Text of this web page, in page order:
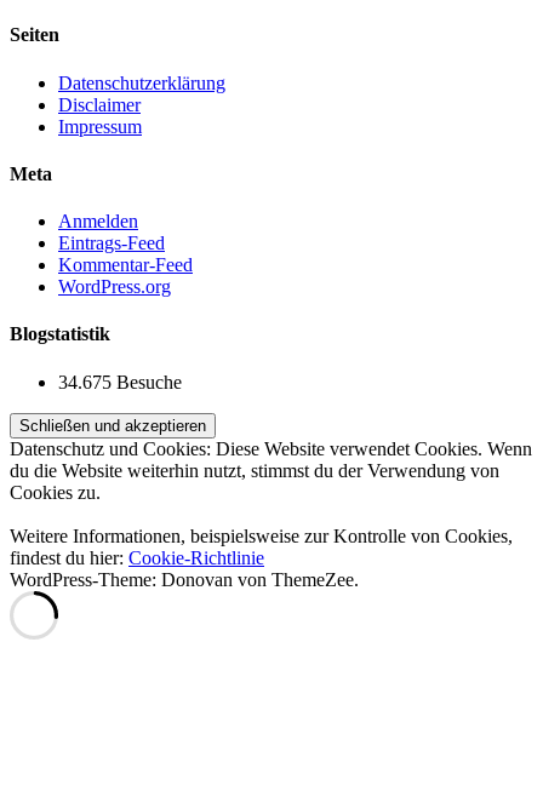
Seiten
Datenschutzerklärung
Disclaimer
Impressum
Meta
Anmelden
Eintrags-Feed
Kommentar-Feed
WordPress.org
Blogstatistik
34.675 Besuche
Datenschutz und Cookies: Diese Website verwendet Cookies. Wenn
du die Website weiterhin nutzt, stimmst du der Verwendung von
Cookies zu.
Weitere Informationen, beispielsweise zur Kontrolle von Cookies,
findest du hier: Cookie-Richtlinie
WordPress-Theme: Donovan von ThemeZee.